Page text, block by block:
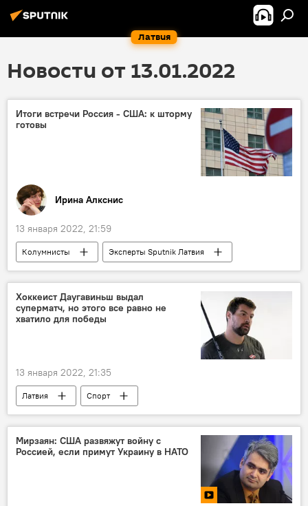
Латвия
Новости от 13.01.2022
Итоги встречи Россия - США: к шторму
готовы
Ирина Алкснис
13 января 2022, 21:59
Колумнисты
Эксперты Sputnik Латвия
Россия
США
НАТО
безопасность
политика
переговоры
Хоккеист Даугавиньш выдал
суперматч, но этого все равно не
хватило для победы
13 января 2022, 21:35
Латвия
Спорт
Каспарс Даугавиньш
Такой хоккей нам нужен
Мирзаян: США развяжут войну с
Россией, если примут Украину в НАТО